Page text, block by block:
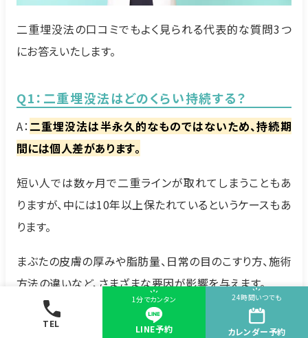
TEL
1分でカンタン
LINE予約
24時間いつでも
カレンダー予約
二重埋没法の口コミでもよく見られる代表的な質問3つ
にお答えいたします。
Q1：二重埋没法はどのくらい持続する？
A：二重埋没法は半永久的なものではないため、持続期
間には個人差があります。
短い人では数ヶ月で二重ラインが取れてしまうこともあ
りますが、中には10年以上保たれているというケースもあ
ります。
まぶたの皮膚の厚みや脂肪量、日常の目のこすり方、施術
方法の違いなど、さまざまな要因が影響を与えます。
たとえば、まぶたが厚めの方や、頻繁に目をこする習慣が